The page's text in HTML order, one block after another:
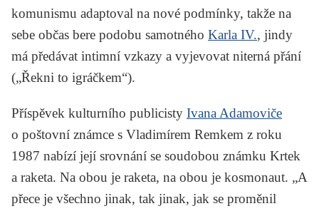
komunismu adaptoval na nové podmínky, takže na
sebe občas bere podobu samotného Karla IV., jindy
má předávat intimní vzkazy a vyjevovat niterná přání
(„Řekni to igráčkem“).
Příspěvek kulturního publicisty Ivana Adamoviče
o poštovní známce s Vladimírem Remkem z roku
1987 nabízí její srovnání se soudobou známku Krtek
a raketa. Na obou je raketa, na obou je kosmonaut. „A
přece je všechno jinak, tak jinak, jak se proměnil